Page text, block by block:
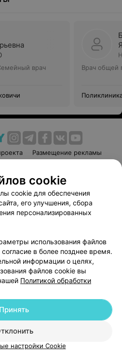
врач
Врач общей
Размещение рекламы
Способы оплаты
Партнеры
103.by
данных
| 220012, Республика Беларусь,
+375 291212755
cookie
cookie для обеспечения
его улучшения, сбора
персонализированных
использования файлов
в более позднее время.
информации о целях,
файлов cookie вы
Политикой обработки
Принять
настройки Cookie